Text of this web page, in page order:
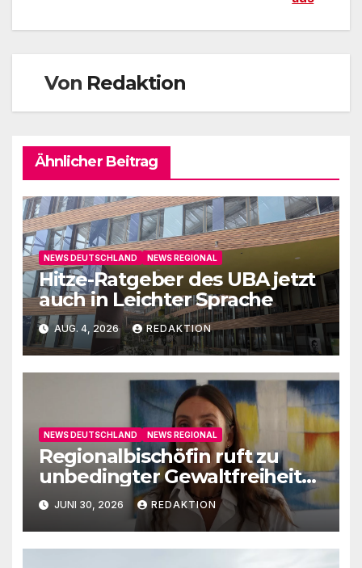
Von Redaktion
Ähnlicher Beitrag
NEWS DEUTSCHLAND NEWS REGIONAL
Hitze-Ratgeber des UBA jetzt
auch in Leichter Sprache
AUG. 4, 2026 REDAKTION
NEWS DEUTSCHLAND NEWS REGIONAL
Regionalbischöfin ruft zu
unbedingter Gewaltfreiheit
aufJUNI 30, 2026 REDAKTION